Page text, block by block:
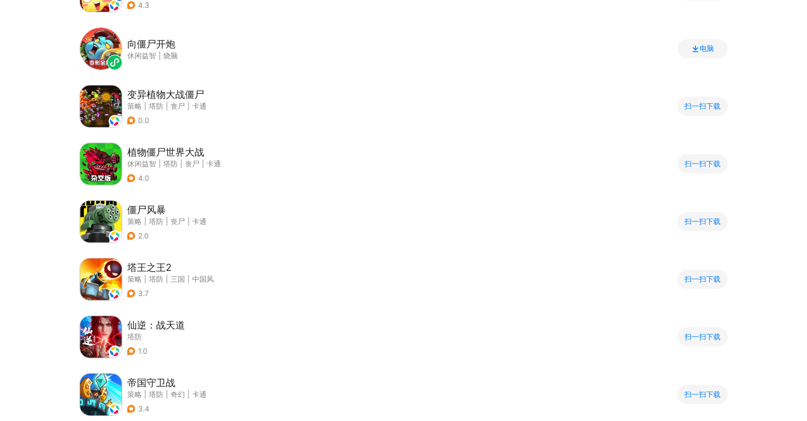
4.3
向僵尸开炮
休闲益智 烧脑
电脑
变异植物大战僵尸
策略 塔防 丧尸
卡通
0.0
扫一扫下载
植物僵尸世界大战
休闲益智 塔防 丧尸
卡通
4.0
扫一扫下载
僵尸风暴
策略 塔防 丧尸
卡通
2.0
扫一扫下载
塔王之王2
策略 塔防 三国
中国风
3.7
扫一扫下载
仙逆：战天道
塔防
1.0
扫一扫下载
帝国守卫战
策略 塔防 奇幻
卡通
3.4
扫一扫下载